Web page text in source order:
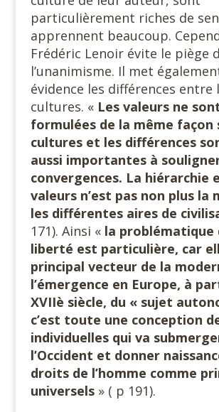
particulièrement riches de
apprennent beaucoup.
Frédéric Lenoir évite le piège
l’unanimisme. Il met
évidence les différences entre
cultures. « Les valeurs ne
formulées de la même façon
cultures et les différences
aussi importantes à
convergences. La hiérarchie
valeurs n’est pas non plus la
les différentes aires de
171). Ainsi « la problématique
liberté est particulière, car
principal vecteur de la
l’émergence en Europe, à
XVIIè siècle, du « sujet
c’est toute une conception
individuelles qui va
l’Occident et donner
droits de l’homme comme
universels » ( p 191).